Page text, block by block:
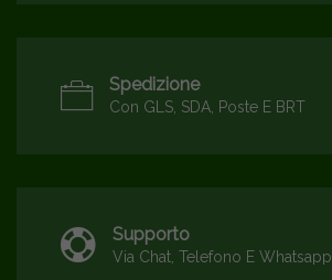
Spedizione
Con GLS, SDA, Poste E BRT
Supporto
Via Chat, Telefono E Whatsapp